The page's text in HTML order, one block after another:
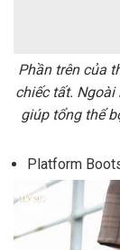
Phần trên của
chiếc tất. Ngoài
giúp tổng thể
Platform